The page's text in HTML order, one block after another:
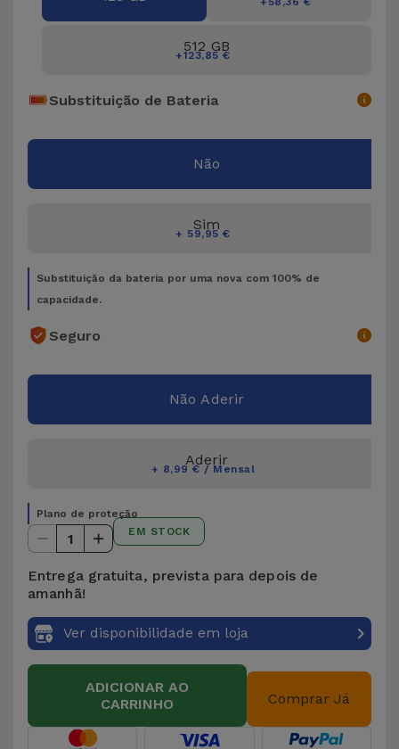
Computador
Acessórios
Tablet
Ver
tudo
512 GB
+123,85 €
Substituição de Bateria
Não
Sim
+ 59,95 €
Substituição da bateria por uma nova com 100% de
capacidade.
Seguro
Não Aderir
Aderir
+ 8,99 € / Mensal
Plano de proteção
1 EM STOCK
Entrega gratuita, prevista para depois de
amanhã!
Ver disponibilidade em loja
ADICIONAR AO
CARRINHO
Comprar Já